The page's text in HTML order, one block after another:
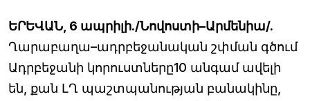
ԵՐԵՎԱՆ, 6 ապրիլի./Նովոստի–Արմենիա/.
Ղարաբաղա–ադրբեջանական շփման գծում
Ադրբեջանի կորուստները10 անգամ ավելի
են, քան ԼՂ պաշտպանության բանակինը,